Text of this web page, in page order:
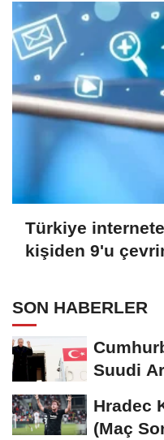
Türkiye
kişiden 9'u
SON HABERLER
Suudi
Hradec
(Maç